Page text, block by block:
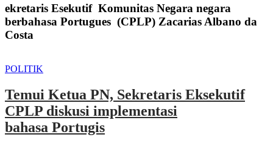
ekretaris Esekutif Komunitas Negara negara
berbahasa Portugues (CPLP) Zacarias Albano da
Costa
POLITIK
Temui Ketua PN, Sekretaris Eksekutif
CPLP diskusi implementasi
bahasa Portugis